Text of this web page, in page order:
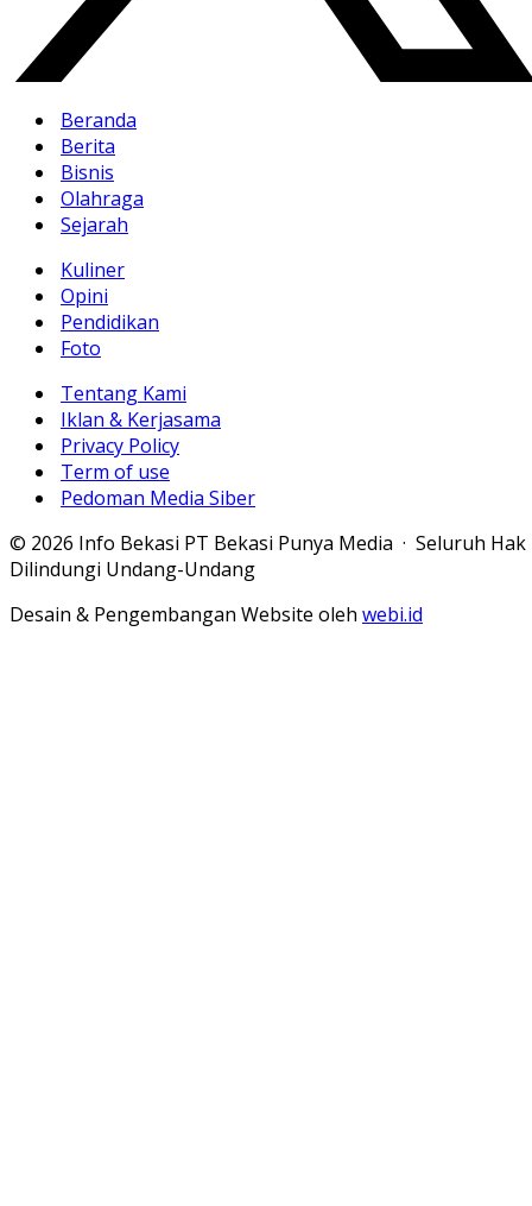
Beranda
Berita
Bisnis
Olahraga
Sejarah
Kuliner
Opini
Pendidikan
Foto
Tentang Kami
Iklan & Kerjasama
Privacy Policy
Term of use
Pedoman Media Siber
© 2026 Info Bekasi PT Bekasi Punya Media · Seluruh Hak
Dilindungi Undang-Undang
Desain & Pengembangan Website oleh webi.id